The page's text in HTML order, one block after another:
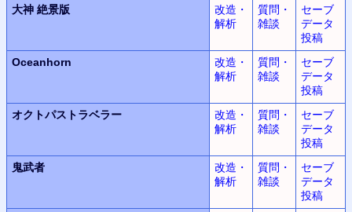
大神 絶景版
改造・
解析
質問・
雑談
セーブ
データ
投稿
Oceanhorn
改造・
解析
質問・
雑談
セーブ
データ
投稿
オクトパストラベラー
改造・
解析
質問・
雑談
セーブ
データ
投稿
鬼武者
改造・
解析
質問・
雑談
セーブ
データ
投稿